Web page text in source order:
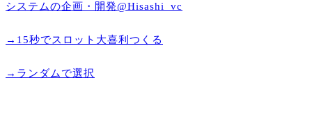
システムの企画・開発@Hisashi_vc
→15秒でスロット大喜利つくる
→ランダムで選択